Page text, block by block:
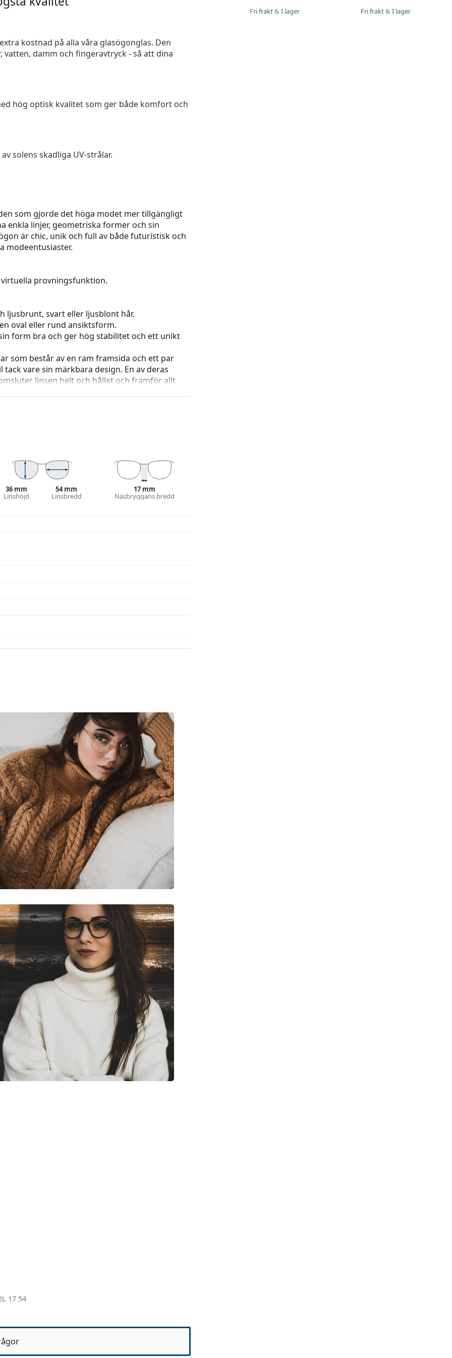
Fri frakt& I lager Fri frakt& I lager
kostnad på alla våra glasögonglas. Den
damm och fingeravtryck - så att dina
hög optisk kvalitet som ger både komfort och
solens skadliga UV-strålar.
som gjorde det höga modet mer tillgängligt
enkla linjer, geometriska former och sin
är chic, unik och full av både futuristisk och
modeentusiaster.
provningsfunktion.
ljusbrunt, svart eller ljusblont hår.
oval eller rund ansiktsform.
form bra och ger hög stabilitet och ett unikt
som består av en ram framsida och ett par
vare sin märkbara design. En av deras
linsen helt och hållet och framför allt
positionen och passformen på dina
färg och utformning kan variera.
skötsel av glasögon. Observera att vissa
före användning
36 mm
Linshöjd
54 mm
Linsbredd
17 mm
Näsbryggans bredd
17 54